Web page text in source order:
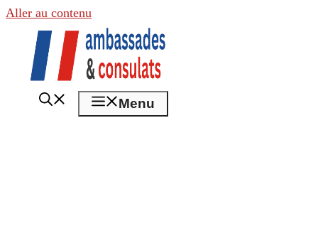
Aller au contenu
Menu